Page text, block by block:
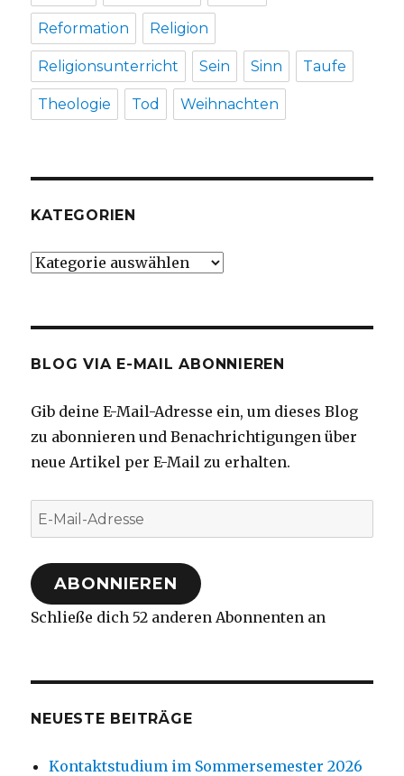
Reformation Religion
Religionsunterricht Sein Sinn Taufe
Theologie Tod Weihnachten
KATEGORIEN
Kategorien
BLOG VIA E-MAIL ABONNIEREN
Gib deine E-Mail-Adresse ein, um dieses Blog
zu abonnieren und Benachrichtigungen über
neue Artikel per E-Mail zu erhalten.
E-
Mail-
Adresse
ABONNIEREN
Schließe dich 52 anderen Abonnenten an
NEUESTE BEITRÄGE
Kontaktstudium im Sommersemester 2026